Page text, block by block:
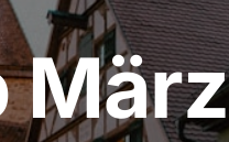
März